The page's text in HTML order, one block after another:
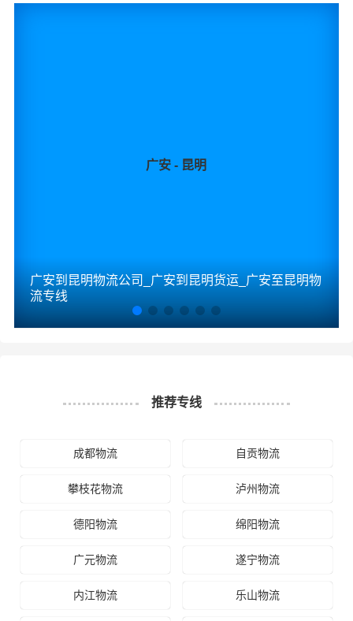
广安 - 昆明
广安到昆明物流公司_广安到昆明货运_广安至昆明物
流专线
推荐专线
成都物流 自贡物流
攀枝花物流 泸州物流
德阳物流 绵阳物流
广元物流 遂宁物流
内江物流 乐山物流